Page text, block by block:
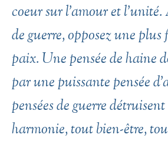
coeur sur l’amour et
de guerre, opposez une plus
paix. Une pensée de haine
par une puissante pensée
pensées de guerre
harmonie, tout bien-être,